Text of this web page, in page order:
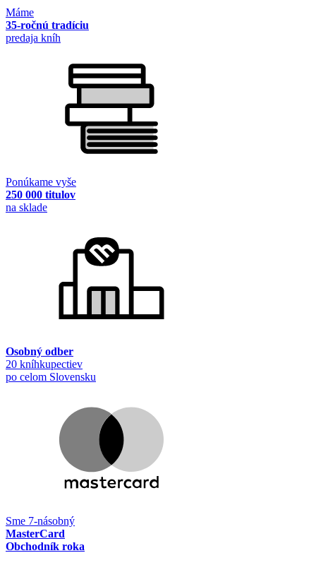
Máme
35-ročnú tradíciu
predaja kníh
Ponúkame vyše
250 000 titulov
na sklade
Osobný odber
20 kníhkupectiev
po celom Slovensku
Sme 7-násobný
MasterCard
Obchodník roka